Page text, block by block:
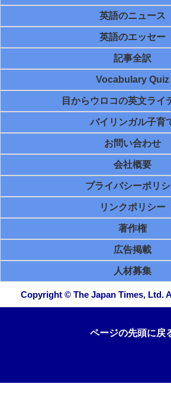
英語のニュース
英語のエッセー
記事全訳
Vocabulary Quiz
目からウロコの英文ライ
バイリンガル子育
お問い合わせ
会社概要
プライバシーポリ
リンクポリシー
著作権
広告掲載
人材募集
Copyright © The Japan Times, Ltd.
ページの先頭に戻